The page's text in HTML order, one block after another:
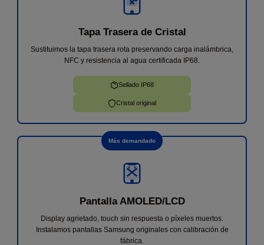
★
He llevado mi móvil un Samsung A33 ya que no me
cargaba, me ha atendido Andrés de forma increíble
y en menos de 1h me lo has cambiado y ya
algo, volveré.
Tapa Trasera de Cristal
Sustituimos la tapa trasera rota preservando carga inalámbrica,
NFC y resistencia al agua certificada IP68.
Sellado IP68
Cristal original
Más demandado
Pantalla AMOLED/LCD
Display agrietado, touch sin respuesta o píxeles muertos.
Instalamos pantallas Samsung originales con calibración de
fábrica.